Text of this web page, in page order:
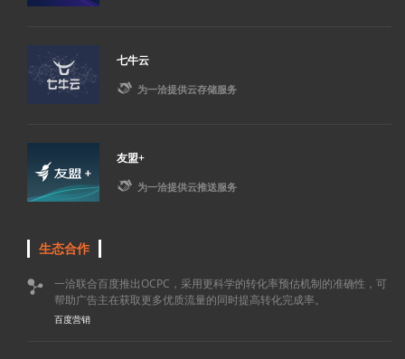
七牛云
 为一洽提供云存储服务
友盟+
 为一洽提供云推送服务
生态合作

一洽联合百度推出OCPC，采用更科学的转化率预估机制的准确性，可
帮助广告主在获取更多优质流量的同时提高转化完成率。
百度营销